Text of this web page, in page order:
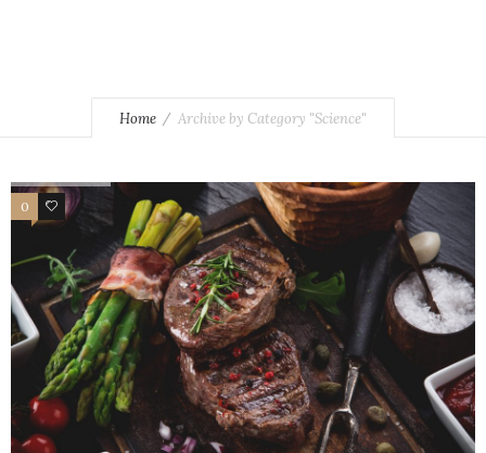
Home Archive by Category "Science"
0 38